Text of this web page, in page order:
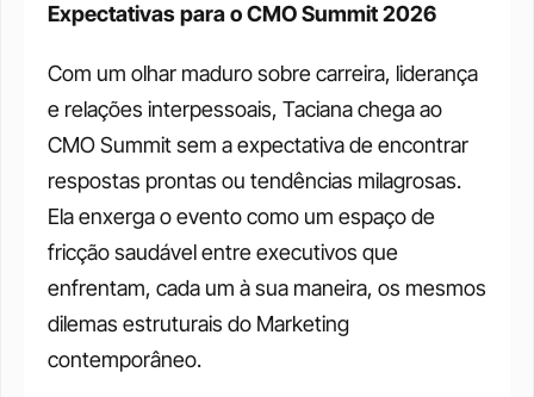
Expectativas para o CMO Summit 2026
Com um olhar maduro sobre carreira, liderança
e relações interpessoais, Taciana chega ao
CMO Summit sem a expectativa de encontrar
respostas prontas ou tendências milagrosas.
Ela enxerga o evento como um espaço de
fricção saudável entre executivos que
enfrentam, cada um à sua maneira, os mesmos
dilemas estruturais do Marketing
contemporâneo.